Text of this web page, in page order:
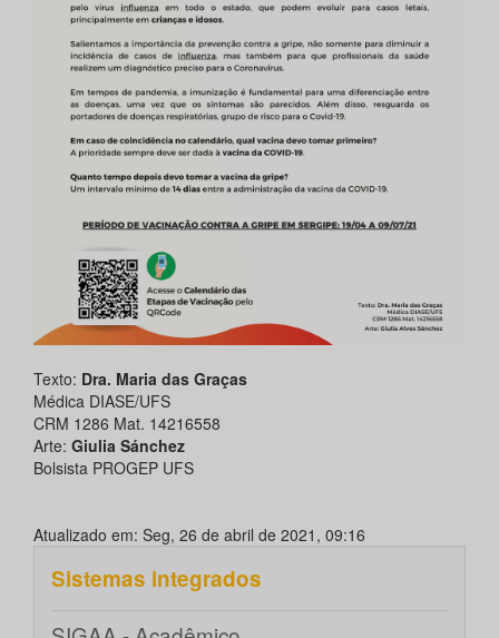
Texto: Dra. Maria das Graças
Médica DIASE/UFS
CRM 1286 Mat. 14216558
Arte: Giulia Sánchez
Bolsista PROGEP UFS
Atualizado em: Seg, 26 de abril de 2021, 09:16
Sistemas integrados